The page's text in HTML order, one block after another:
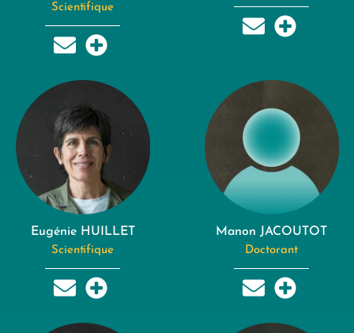
Scientifique
Eugénie HUILLET
Scientifique
Manon JACOUTOT
Doctorant